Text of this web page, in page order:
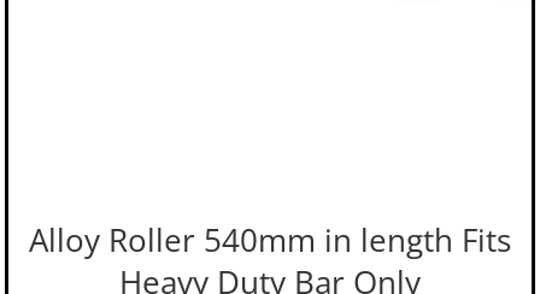
Alloy Roller 540mm in length Fits
Heavy Duty Bar Only